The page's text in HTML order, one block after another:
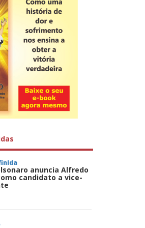
anuncia Alfredo
candidato a vice-